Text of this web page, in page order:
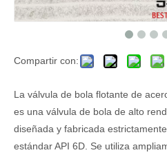
Compartir con:
La válvula de bola flotante de
es una válvula de bola de alto
diseñada y fabricada
estándar API 6D. Se utiliza